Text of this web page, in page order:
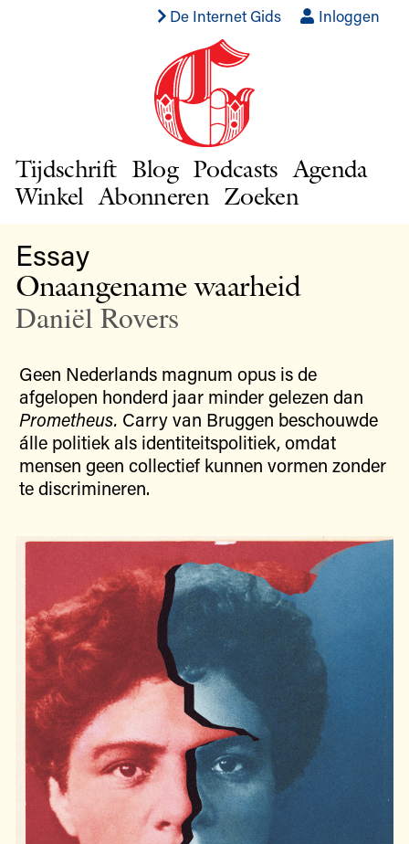
De Internet Gids Inloggen
Tijdschrift Blog Podcasts Agenda
Winkel Abonneren Zoeken
Essay
Onaangename waarheid
Daniël Rovers
Geen Nederlands magnum opus is de
afgelopen honderd jaar minder gelezen dan
Prometheus. Carry van Bruggen beschouwde
álle politiek als identiteitspolitiek, omdat
mensen geen collectief kunnen vormen zonder
te discrimineren.